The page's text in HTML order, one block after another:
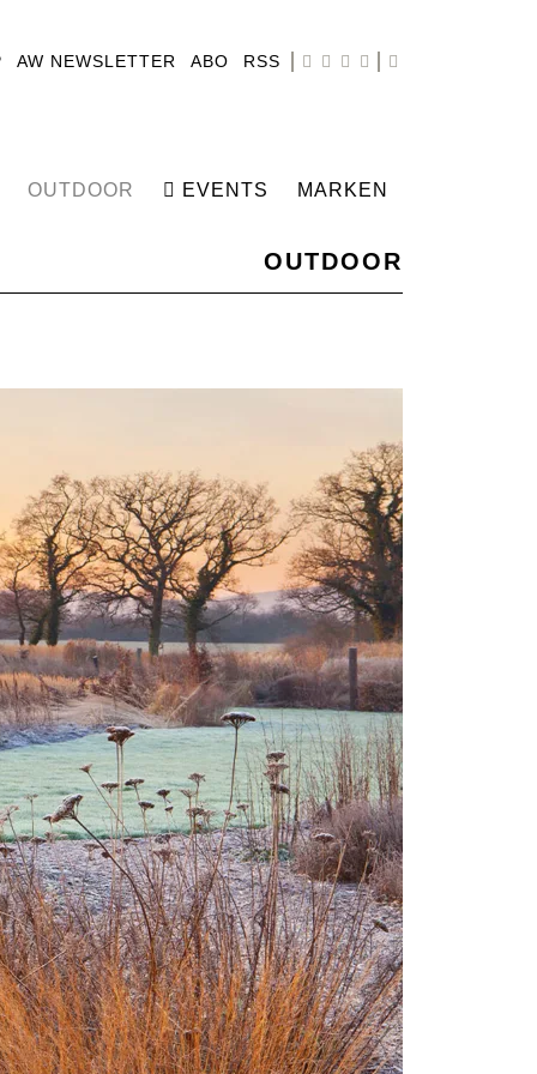
AW NEWSLETTER ABO RSS
OUTDOOR EVENTS MARKEN
OUTDOOR